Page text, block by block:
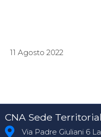
11 Agosto 2022
CNA Sede
Via Padre Giuliani 6